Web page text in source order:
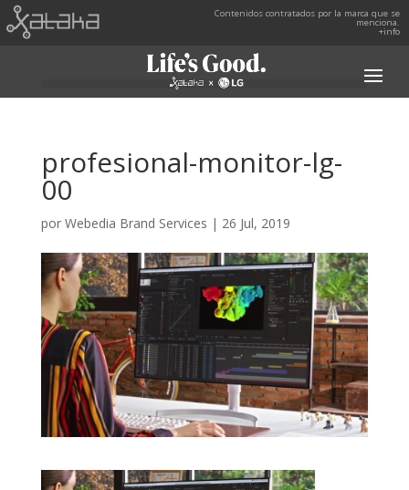
Contenidos contratados por la marca que se
menciona.
+info
profesional-monitor-lg-
00
por Webedia Brand Services | 26 Jul, 2019